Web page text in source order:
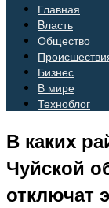
Главная
Bласть
Общество
Бизнес
В мире
Техноблог
В каких
Чуйской
отключат